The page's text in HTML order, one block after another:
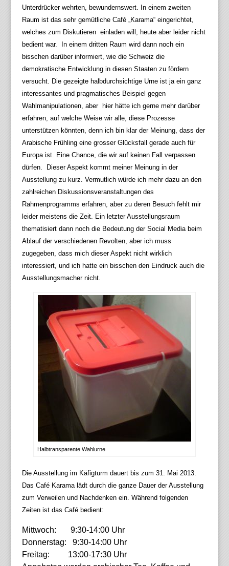
Unterdrücker wehrten, bewundernswert. In einem zweiten
Raum ist das sehr gemütliche Café „Karama“ eingerichtet,
welches zum Diskutieren einladen will, heute aber leider nicht
bedient war. In einem dritten Raum wird dann noch ein
bisschen darüber informiert, wie die Schweiz die
demokratische Entwicklung in diesen Staaten zu fördern
versucht. Die gezeigte halbdurchsichtige Urne ist ja ein ganz
interessantes und pragmatisches Beispiel gegen
Wahlmanipulationen, aber hier hätte ich gerne mehr darüber
erfahren, auf welche Weise wir alle, diese Prozesse
unterstützen könnten, denn ich bin klar der Meinung, dass der
Arabische Frühling eine grosser Glücksfall gerade auch für
Europa ist. Eine Chance, die wir auf keinen Fall verpassen
dürfen. Dieser Aspekt kommt meiner Meinung in der
Ausstellung zu kurz. Vermutlich würde ich mehr dazu an den
zahlreichen Diskussionsveranstaltungen des
Rahmenprogramms erfahren, aber zu deren Besuch fehlt mir
leider meistens die Zeit. Ein letzter Ausstellungsraum
thematisiert dann noch die Bedeutung der Social Media beim
Ablauf der verschiedenen Revolten, aber ich muss
zugegeben, dass mich dieser Aspekt nicht wirklich
interessiert, und ich hatte ein bisschen den Eindruck auch die
Ausstellungsmacher nicht.
Halbtransparente Wahlurne
Die Ausstellung im Käfigturm dauert bis zum 31. Mai 2013.
Das Café Karama lädt durch die ganze Dauer der Ausstellung
zum Verweilen und Nachdenken ein. Während folgenden
Zeiten ist das Café bedient:
Mittwoch: 9:30-14:00 Uhr
Donnerstag: 9:30-14:00 Uhr
Freitag: 13:00-17:30 Uhr